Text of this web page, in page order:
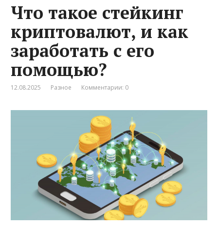
Что такое стейкинг
криптовалют, и как
заработать с его
помощью?
12.08.2025 Разное Комментарии: 0